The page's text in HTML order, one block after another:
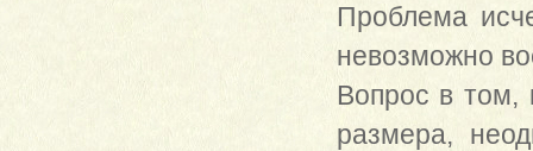
Проблема
невозможно
Вопрос в том,
размера,